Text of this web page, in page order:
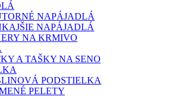
NAPÁJADLÁ
NAPÁJADLÁ
NA KRMIVO
A TAŠKY NA SENO
PODSTIELKA
PELETY